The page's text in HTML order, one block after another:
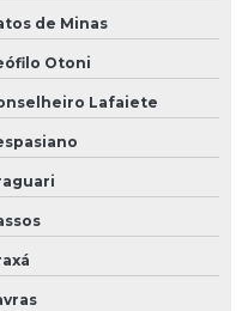
marca
de Minas
Otoni
Lafaiete